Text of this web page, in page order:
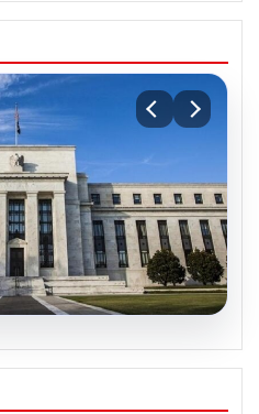
saat kaçta?
2026 FED